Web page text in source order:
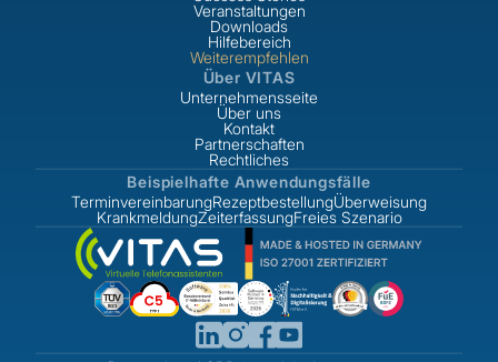
Veranstaltungen
Downloads
Hilfebereich
Weiterempfehlen
Über VITAS
Unternehmensseite
Über uns
Kontakt
Partnerschaften
Rechtliches
Beispielhafte Anwendungsfälle
TerminvereinbarungRezeptbestellungÜberweisung
KrankmeldungZeiterfassungFreies Szenario